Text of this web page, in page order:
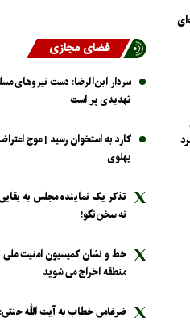
فضای مجازی
سردار ابن‌الرضا: دست نیرو‌های
تهدیدی پر است
کارد به استخوان رسید | موج
پهلوی
تذکر یک نماینده مجلس به
نه سخن‌نگو!
خط و نشان کمیسیون امنیت ملی
منطقه اخراج می شوید
ضرغامی خطاب به آیت الله